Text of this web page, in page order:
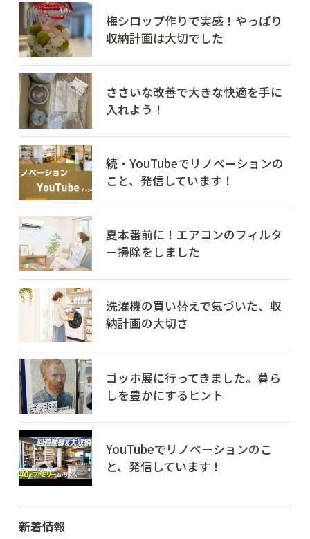
梅シロップ作りで実感！やっぱり
収納計画は大切でした
ささいな改善で大きな快適を手に
入れよう！
続・YouTubeでリノベーションの
こと、発信しています！
夏本番前に！エアコンのフィルタ
ー掃除をしました
洗濯機の買い替えで気づいた、収
納計画の大切さ
ゴッホ展に行ってきました。暮ら
しを豊かにするヒント
YouTubeでリノベーションのこ
と、発信しています！
新着情報